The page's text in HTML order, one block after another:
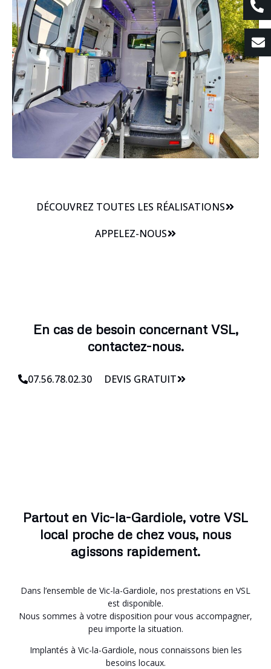
DÉCOUVREZ TOUTES LES RÉALISATIONS
APPELEZ-NOUS
En cas de besoin concernant VSL,
contactez-nous.
07.56.78.02.30 DEVIS GRATUIT
Partout en Vic-la-Gardiole, votre VSL
local proche de chez vous, nous
agissons rapidement.
Dans l’ensemble de Vic-la-Gardiole, nos prestations en VSL
est disponible.
Nous sommes à votre disposition pour vous accompagner,
peu importe la situation.
Implantés à Vic-la-Gardiole, nous connaissons bien les
besoins locaux.